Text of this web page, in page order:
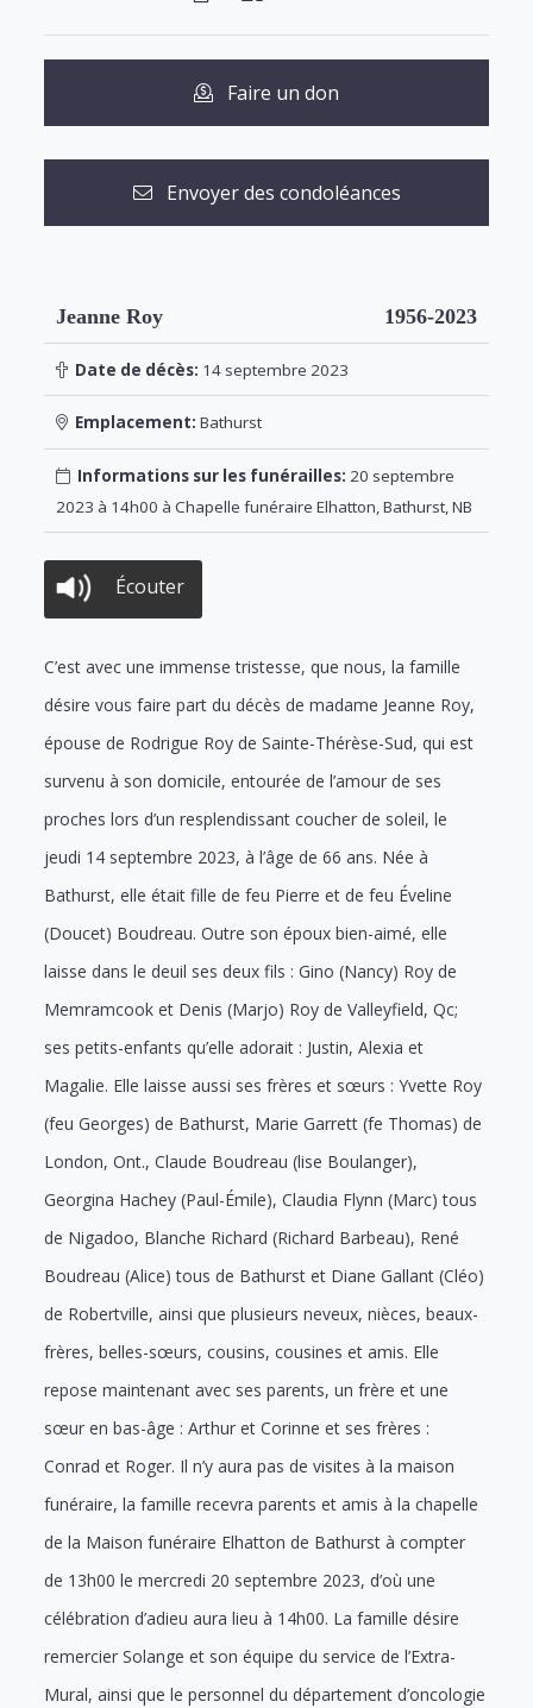
Faire un don
Envoyer des condoléances
Jeanne Roy 1956-2023
Date de décès: 14 septembre 2023
Emplacement: Bathurst
Informations sur les funérailles: 20 septembre
2023 à 14h00 à Chapelle funéraire Elhatton, Bathurst, NB
Écouter
C’est avec une immense tristesse, que nous, la famille
désire vous faire part du décès de madame Jeanne Roy,
épouse de Rodrigue Roy de Sainte-Thérèse-Sud, qui est
survenu à son domicile, entourée de l’amour de ses
proches lors d’un resplendissant coucher de soleil, le
jeudi 14 septembre 2023, à l’âge de 66 ans. Née à
Bathurst, elle était fille de feu Pierre et de feu Éveline
(Doucet) Boudreau. Outre son époux bien-aimé, elle
laisse dans le deuil ses deux fils : Gino (Nancy) Roy de
Memramcook et Denis (Marjo) Roy de Valleyfield, Qc;
ses petits-enfants qu’elle adorait : Justin, Alexia et
Magalie. Elle laisse aussi ses frères et sœurs : Yvette Roy
(feu Georges) de Bathurst, Marie Garrett (fe Thomas) de
London, Ont., Claude Boudreau (lise Boulanger),
Georgina Hachey (Paul-Émile), Claudia Flynn (Marc) tous
de Nigadoo, Blanche Richard (Richard Barbeau), René
Boudreau (Alice) tous de Bathurst et Diane Gallant (Cléo)
de Robertville, ainsi que plusieurs neveux, nièces, beaux-
frères, belles-sœurs, cousins, cousines et amis. Elle
repose maintenant avec ses parents, un frère et une
sœur en bas-âge : Arthur et Corinne et ses frères :
Conrad et Roger. Il n’y aura pas de visites à la maison
funéraire, la famille recevra parents et amis à la chapelle
de la Maison funéraire Elhatton de Bathurst à compter
de 13h00 le mercredi 20 septembre 2023, d’où une
célébration d’adieu aura lieu à 14h00. La famille désire
remercier Solange et son équipe du service de l’Extra-
Mural, ainsi que le personnel du département d’oncologie